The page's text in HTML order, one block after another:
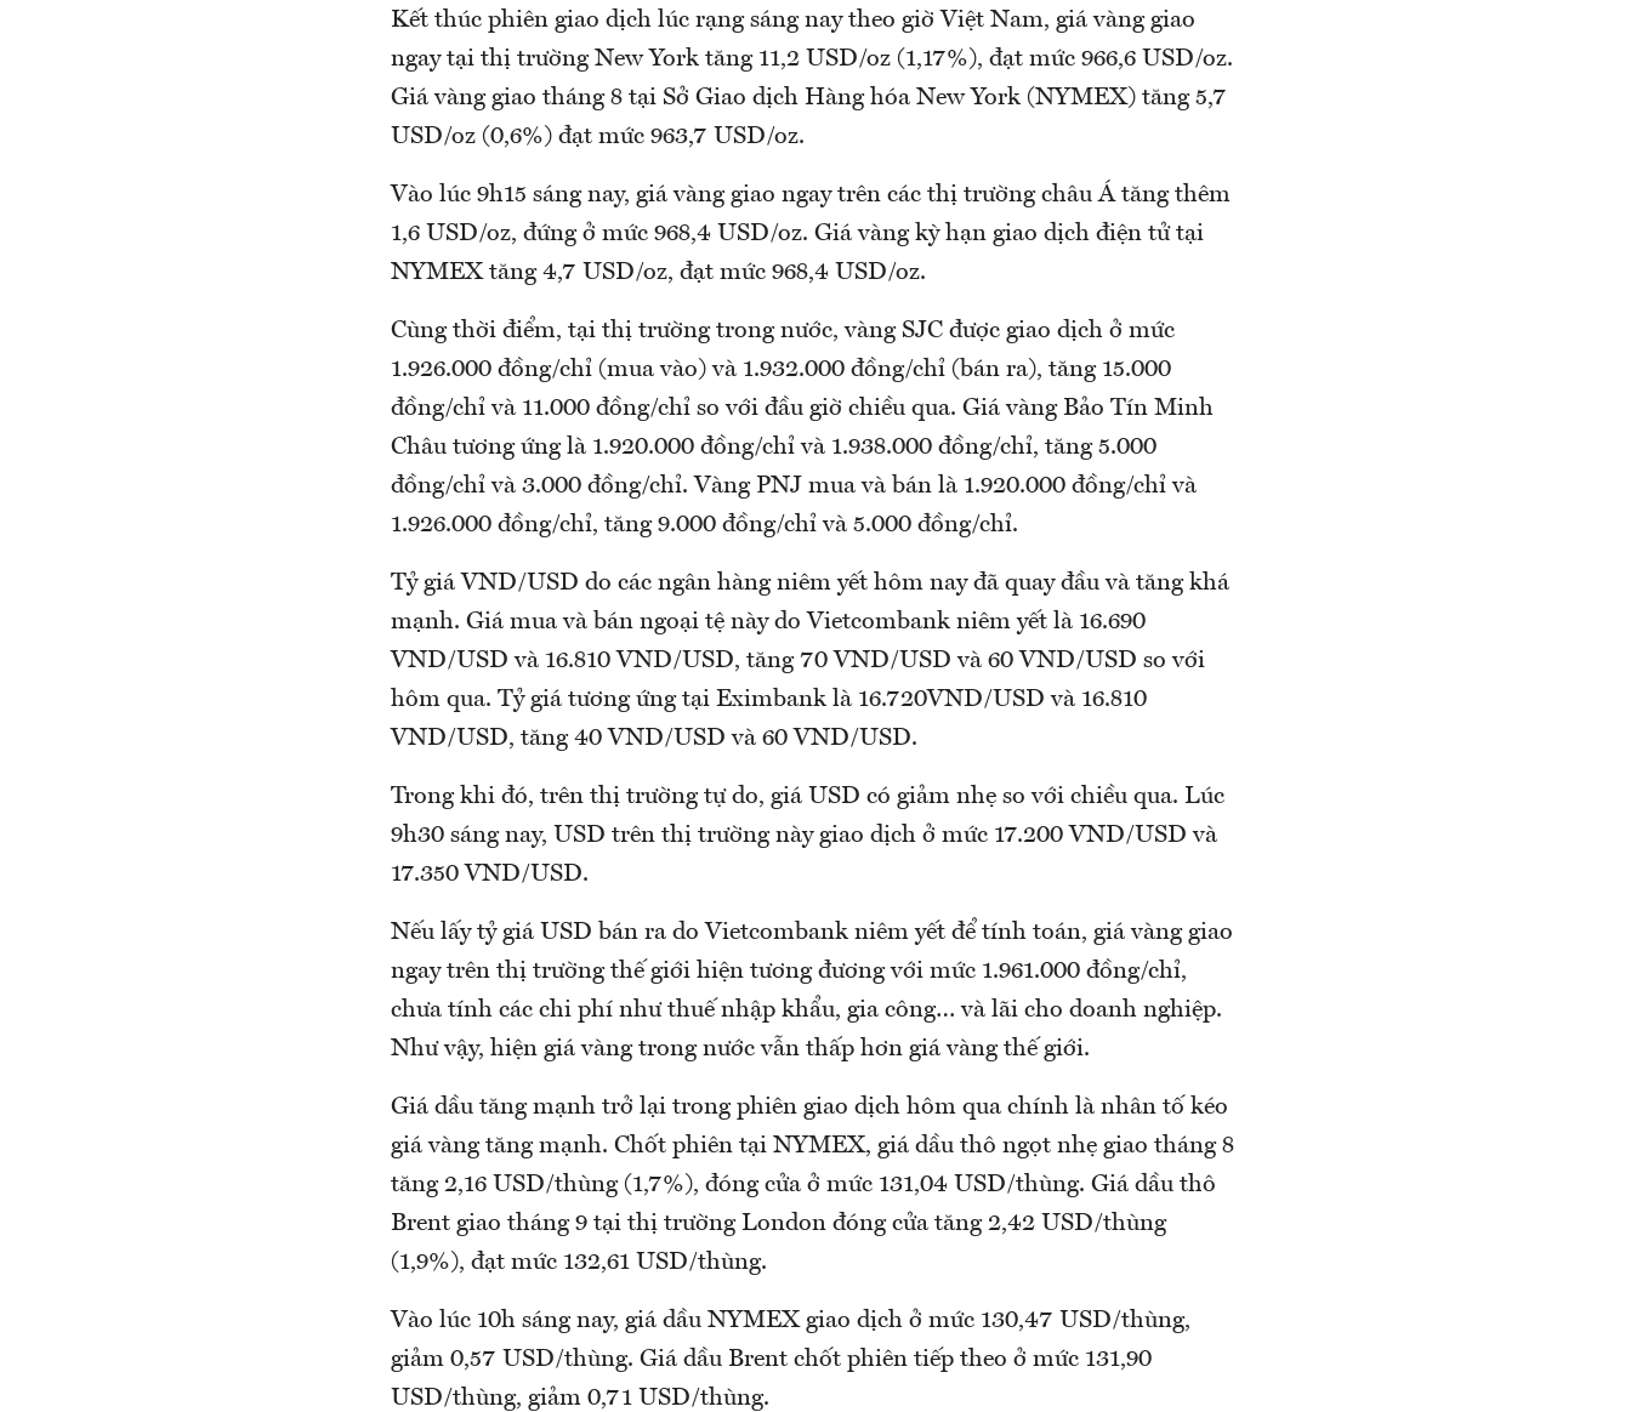
Kết thúc phiên giao dịch lúc rạng sáng nay theo giờ Việt Nam, giá vàng giao
ngay tại thị trường New York tăng 11,2 USD/oz (1,17%), đạt mức 966,6 USD/oz.
Giá vàng giao tháng 8 tại Sở Giao dịch Hàng hóa New York (NYMEX) tăng 5,7
USD/oz (0,6%) đạt mức 963,7 USD/oz.
Vào lúc 9h15 sáng nay, giá vàng giao ngay trên các thị trường châu Á tăng thêm
1,6 USD/oz, đứng ở mức 968,4 USD/oz. Giá vàng kỳ hạn giao dịch điện tử tại
NYMEX tăng 4,7 USD/oz, đạt mức 968,4 USD/oz.
Cùng thời điểm, tại thị trường trong nước, vàng SJC được giao dịch ở mức
1.926.000 đồng/chỉ (mua vào) và 1.932.000 đồng/chỉ (bán ra), tăng 15.000
đồng/chỉ và 11.000 đồng/chỉ so với đầu giờ chiều qua. Giá vàng Bảo Tín Minh
Châu tương ứng là 1.920.000 đồng/chỉ và 1.938.000 đồng/chỉ, tăng 5.000
đồng/chỉ và 3.000 đồng/chỉ. Vàng PNJ mua và bán là 1.920.000 đồng/chỉ và
1.926.000 đồng/chỉ, tăng 9.000 đồng/chỉ và 5.000 đồng/chỉ.
Tỷ giá VND/USD do các ngân hàng niêm yết hôm nay đã quay đầu và tăng khá
mạnh. Giá mua và bán ngoại tệ này do Vietcombank niêm yết là 16.690
VND/USD và 16.810 VND/USD, tăng 70 VND/USD và 60 VND/USD so với
hôm qua. Tỷ giá tương ứng tại Eximbank là 16.720VND/USD và 16.810
VND/USD, tăng 40 VND/USD và 60 VND/USD.
Trong khi đó, trên thị trường tự do, giá USD có giảm nhẹ so với chiều qua. Lúc
9h30 sáng nay, USD trên thị trường này giao dịch ở mức 17.200 VND/USD và
17.350 VND/USD.
Nếu lấy tỷ giá USD bán ra do Vietcombank niêm yết để tính toán, giá vàng giao
ngay trên thị trường thế giới hiện tương đương với mức 1.961.000 đồng/chỉ,
chưa tính các chi phí như thuế nhập khẩu, gia công… và lãi cho doanh nghiệp.
Như vậy, hiện giá vàng trong nước vẫn thấp hơn giá vàng thế giới.
Giá dầu tăng mạnh trở lại trong phiên giao dịch hôm qua chính là nhân tố kéo
giá vàng tăng mạnh. Chốt phiên tại NYMEX, giá dầu thô ngọt nhẹ giao tháng 8
tăng 2,16 USD/thùng (1,7%), đóng cửa ở mức 131,04 USD/thùng. Giá dầu thô
Brent giao tháng 9 tại thị trường London đóng cửa tăng 2,42 USD/thùng
(1,9%), đạt mức 132,61 USD/thùng.
Vào lúc 10h sáng nay, giá dầu NYMEX giao dịch ở mức 130,47 USD/thùng,
giảm 0,57 USD/thùng. Giá dầu Brent chốt phiên tiếp theo ở mức 131,90
USD/thùng, giảm 0,71 USD/thùng.